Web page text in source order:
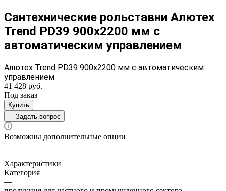
Сантехнические рольставни Алютех
Trend PD39 900x2200 мм с
автоматическим управлением
Алютех Trend PD39 900x2200 мм с автоматическим
управлением
41 428 руб.
Под заказ
Купить
Задать вопрос
Возможны дополнительные опции
Характеристики
Категория
—